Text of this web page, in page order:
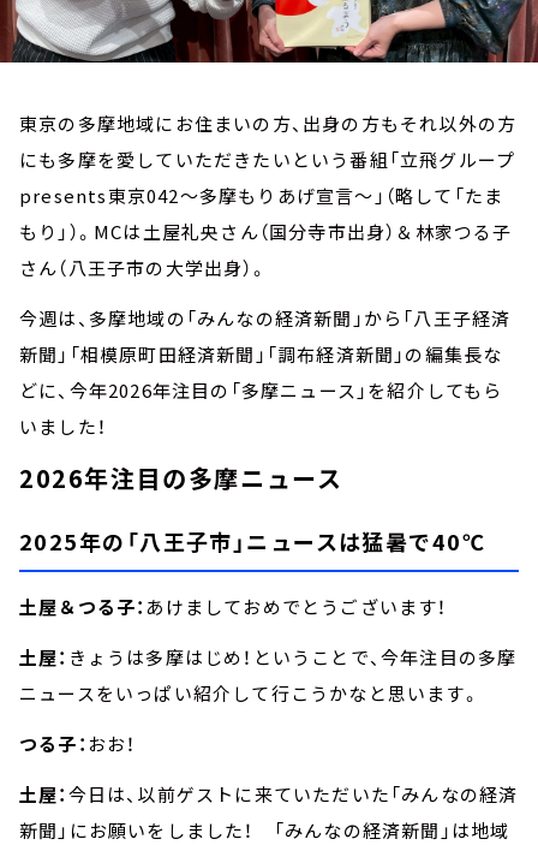
東京の多摩地域にお住まいの方、出身の方もそれ以外の方
にも多摩を愛していただきたいという番組「立飛グループ
presents東京042～多摩もりあげ宣言～」（略して「たま
もり」）。MCは土屋礼央さん（国分寺市出身）＆林家つる子
さん（八王子市の大学出身）。
今週は、多摩地域の「みんなの経済新聞」から「八王子経済
新聞」「相模原町田経済新聞」「調布経済新聞」の編集長な
どに、今年2026年注目の「多摩ニュース」を紹介してもら
いました！
2026年注目の多摩ニュース
2025年の「八王子市」ニュースは猛暑で40℃
土屋＆つる子： あけましておめでとうございます！
土屋： きょうは多摩はじめ！ということで、今年注目の多摩
ニュースをいっぱい紹介して行こうかなと思います。
つる子： おお！
土屋：今日は、以前ゲストに来ていただいた「みんなの経済
新聞」にお願いをしました！ 「みんなの経済新聞」は地域